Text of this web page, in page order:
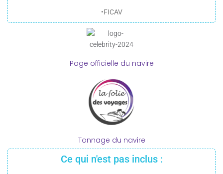
•FICAV
Page officielle du navire
Tonnage du navire
Ce qui n'est pas inclus :